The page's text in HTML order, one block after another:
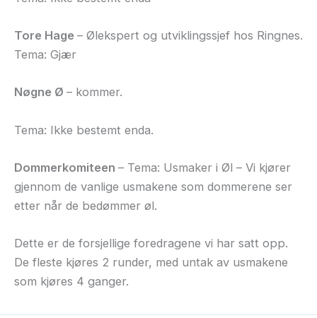
Tore Hage – Ølekspert og utviklingssjef hos Ringnes.
Tema: Gjær
Nøgne Ø – kommer.
Tema: Ikke bestemt enda.
Dommerkomiteen – Tema: Usmaker i Øl – Vi kjører
gjennom de vanlige usmakene som dommerene ser
etter når de bedømmer øl.
Dette er de forsjellige foredragene vi har satt opp.
De fleste kjøres 2 runder, med untak av usmakene
som kjøres 4 ganger.